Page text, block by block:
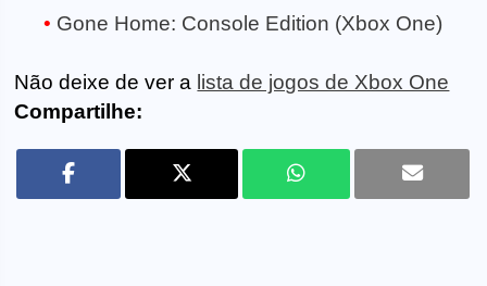
Gone Home: Console Edition (Xbox One)
Não deixe de ver a lista de jogos de Xbox One
Compartilhe: